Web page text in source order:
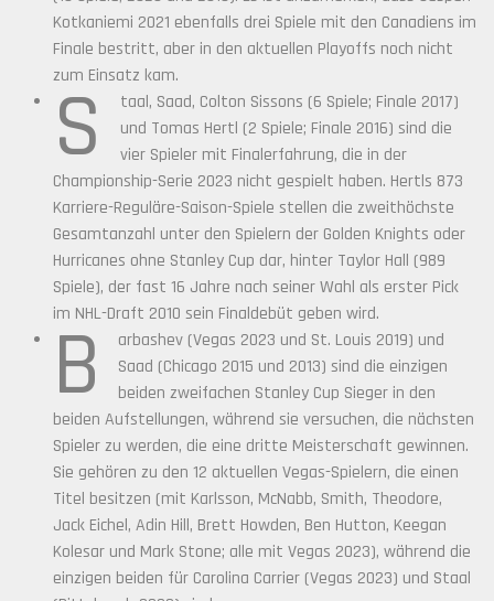
Kotkaniemi 2021 ebenfalls drei Spiele mit den Canadiens im
Finale bestritt, aber in den aktuellen Playoffs noch nicht
zum Einsatz kam.
S
taal, Saad, Colton Sissons (6 Spiele; Finale 2017)
und Tomas Hertl (2 Spiele; Finale 2016) sind die
vier Spieler mit Finalerfahrung, die in der
Championship-Serie 2023 nicht gespielt haben. Hertls 873
Karriere-Reguläre-Saison-Spiele stellen die zweithöchste
Gesamtanzahl unter den Spielern der Golden Knights oder
Hurricanes ohne Stanley Cup dar, hinter Taylor Hall (989
Spiele), der fast 16 Jahre nach seiner Wahl als erster Pick
im NHL-Draft 2010 sein Finaldebüt geben wird.
B
arbashev (Vegas 2023 und St. Louis 2019) und
Saad (Chicago 2015 und 2013) sind die einzigen
beiden zweifachen Stanley Cup Sieger in den
beiden Aufstellungen, während sie versuchen, die nächsten
Spieler zu werden, die eine dritte Meisterschaft gewinnen.
Sie gehören zu den 12 aktuellen Vegas-Spielern, die einen
Titel besitzen (mit Karlsson, McNabb, Smith, Theodore,
Jack Eichel, Adin Hill, Brett Howden, Ben Hutton, Keegan
Kolesar und Mark Stone; alle mit Vegas 2023), während die
einzigen beiden für Carolina Carrier (Vegas 2023) und Staal